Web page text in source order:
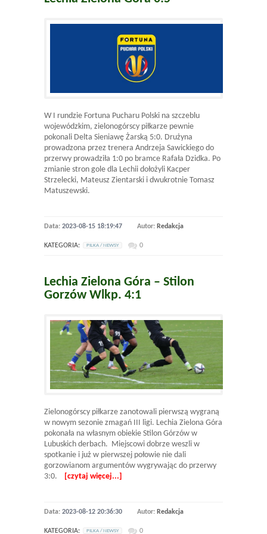
W I rundzie Fortuna Pucharu Polski na szczeblu
wojewódzkim, zielonogórscy piłkarze pewnie
pokonali Delta Sieniawę Żarską 5:0. Drużyna
prowadzona przez trenera Andrzeja Sawickiego do
przerwy prowadziła 1:0 po bramce Rafała Dzidka. Po
zmianie stron gole dla Lechii dołożyli Kacper
Strzelecki, Mateusz Zientarski i dwukrotnie Tomasz
Matuszewski.
Data: 2023-08-15 18:19:47 Autor: Redakcja
KATEGORIA: PILKA / NEWSY 0
Lechia Zielona Góra – Stilon
Gorzów Wlkp. 4:1
Zielonogórscy piłkarze zanotowali pierwszą wygraną
w nowym sezonie zmagań III ligi. Lechia Zielona Góra
pokonała na własnym obiekie Stilon Górzów w
Lubuskich derbach. Miejscowi dobrze weszli w
spotkanie i już w pierwszej połowie nie dali
gorzowianom argumentów wygrywając do przerwy
3:0.
[czytaj więcej...]
Data: 2023-08-12 20:36:30 Autor: Redakcja
KATEGORIA: PILKA / NEWSY 0